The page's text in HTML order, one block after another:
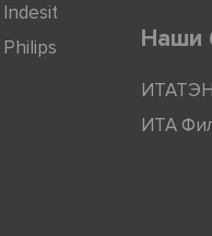
Indesit
Philips
Наши
ИТАТЭН
ИТА